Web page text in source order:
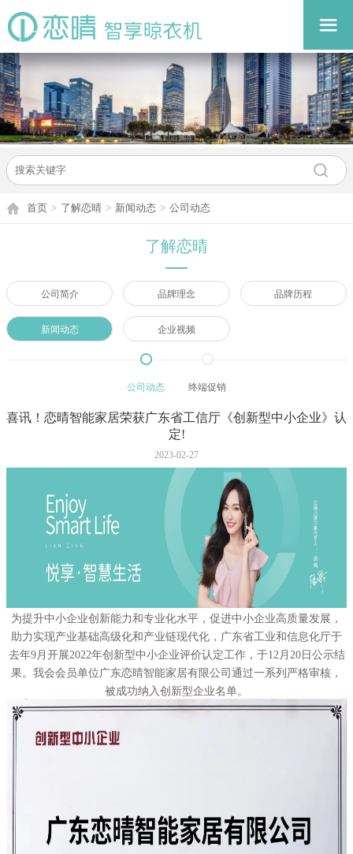
首页 > 了解恋晴 > 新闻动态 > 公司动态
了解恋晴
公司简介 品牌理念 品牌历程
新闻动态 企业视频
公司动态 终端促销
喜讯！恋晴智能家居荣获广东省工信厅《创新型中小企业》认
定!
2023-02-27
为提升中小企业创新能力和专业化水平，促进中小企业高质量发展，
助力实现产业基础高级化和产业链现代化，广东省工业和信息化厅于
去年9月开展2022年创新型中小企业评价认定工作，于12月20日公示结
果。我会会员单位广东恋晴智能家居有限公司通过一系列严格审核，
被成功纳入创新型企业名单。